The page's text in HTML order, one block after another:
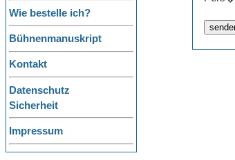
Wie bestelle ich?
Bühnenmanuskript
Kontakt
Datenschutz
Sicherheit
Impressum